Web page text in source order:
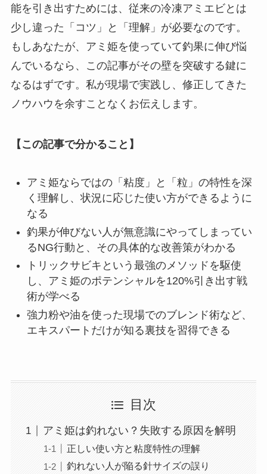
能を引き出すためには、従来の冷凍アミエビとは
少し違った「コツ」と「理解」が必要なのです。
もしあなたが、アミ姫を使っていて釣果に伸び悩
んでいるなら、この記事がその壁を突破する鍵に
なるはずです。私が現場で実践し、修正してきた
ノウハウを余すことなくお伝えします。
【この記事で分かること】
アミ姫ならではの「粘度」と「粒」の特性を深
く理解し、状況に応じた使い方ができるように
なる
釣果が伸びない人が無意識にやってしまってい
るNG行動と、その具体的な改善策がわかる
トリックサビキという最強のメソッドを駆使
し、アミ姫のポテンシャルを120%引き出す戦
術が学べる
強力粉や油を使った現場でのブレンド術など、
エキスパートだけが知る裏技を習得できる
目次
アミ姫は釣れない？失敗する原因を解明
正しい使い方と粘度特性の理解
釣れない人が陥る針サイズの誤り